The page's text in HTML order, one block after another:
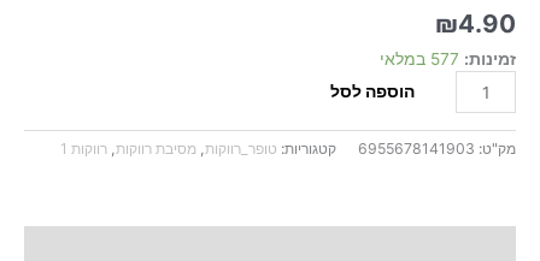
₪4.90
זמינות: 577 במלאי
זהב
הוספה לסל
מק"ט: 6955678141903 קטגוריות: טופר_רווקות, מסיבת רווקות, רווקות 1